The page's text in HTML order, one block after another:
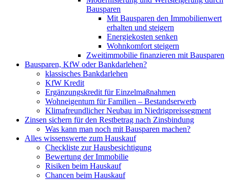
Bausparen
Mit Bausparen den Immobilienwert
erhalten und steigern
Energiekosten senken
Wohnkomfort steigern
Zweitimmobilie finanzieren mit Bausparen
Bausparen, KfW oder Bankdarlehen?
klassisches Bankdarlehen
KfW Kredit
Ergänzungskredit für Einzelmaßnahmen
Wohneigentum für Familien – Bestandserwerb
Klimafreundlicher Neubau im Niedrigpreissegment
Zinsen sichern für den Restbetrag nach Zinsbindung
Was kann man noch mit Bausparen machen?
Alles wissenswerte zum Hauskauf
Checkliste zur Hausbesichtigung
Bewertung der Immobilie
Risiken beim Hauskauf
Chancen beim Hauskauf